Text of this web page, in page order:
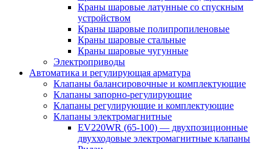
Краны шаровые латунные со спускным
устройством
Краны шаровые полипропиленовые
Краны шаровые стальные
Краны шаровые чугунные
Электроприводы
Автоматика и регулирующая арматура
Клапаны балансировочные и комплектующие
Клапаны запорно-регулирующие
Клапаны регулирующие и комплектующие
Клапаны электромагнитные
EV220WR (65-100) — двухпозиционные
двухходовые электромагнитные клапаны